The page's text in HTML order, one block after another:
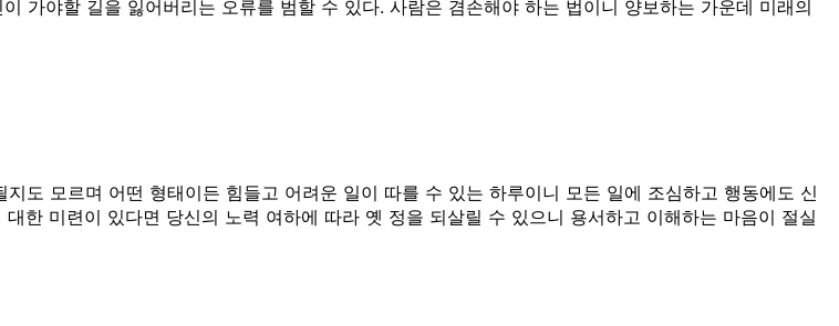
가야할 길을 잃어버리는 오류를 범할 수 있다. 사람은 겸손해야 하는 법이니 양보하는 가운데 미래의
도 모르며 어떤 형태이든 힘들고 어려운 일이 따를 수 있는 하루이니 모든 일에 조심하고 행동에도 신
한 미련이 있다면 당신의 노력 여하에 따라 옛 정을 되살릴 수 있으니 용서하고 이해하는 마음이 절실